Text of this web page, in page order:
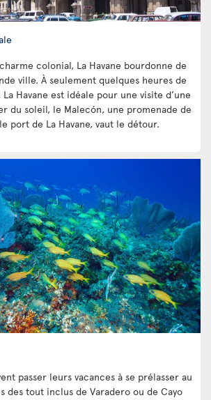
colonial, La Havane bourdonne de
ville. À seulement quelques heures de
Havane est idéale pour une visite d’une
du soleil, le Malecón, une promenade de
port de La Havane, vaut le détour.
passer leurs vacances à se prélasser au
des tout inclus de Varadero ou de Cayo